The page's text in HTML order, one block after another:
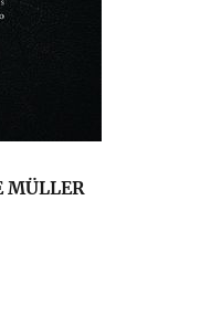
MÜLLER